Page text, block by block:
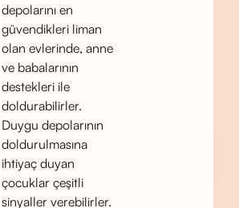
depolarını en
güvendikleri liman
olan evlerinde, anne
ve babalarının
destekleri ile
doldurabilirler.
Duygu depolarının
doldurulmasına
ihtiyaç duyan
çocuklar çeşitli
sinyaller verebilirler.